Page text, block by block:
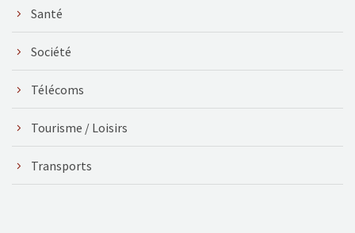
Santé
Société
Télécoms
Tourisme / Loisirs
Transports